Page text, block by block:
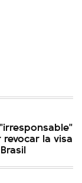
la visa